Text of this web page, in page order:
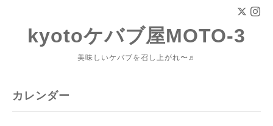
kyotoケバブ屋MOTO-3
美味しいケバブを召し上がれ〜♬
カレンダー